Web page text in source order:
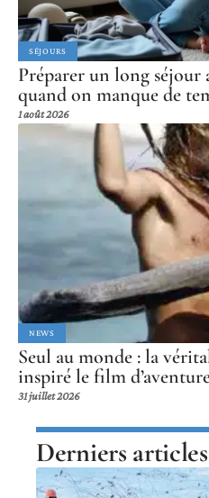
SÉJOURS
Préparer un long séjour
quand on manque de
1 août 2026
NEWS
Seul au monde : la
inspiré le film
31 juillet 2026
Derniers articles